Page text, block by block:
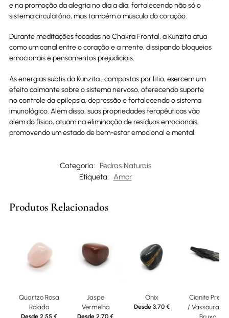
e na promoção da alegria no dia a dia, fortalecendo não só o
sistema circulatório, mas também o músculo do coração.
Durante meditações focadas no Chakra Frontal, a Kunzita atua
como um canal entre o coração e a mente, dissipando bloqueios
emocionais e pensamentos prejudiciais.
As energias subtis da Kunzita , compostas por litio, exercem um
efeito calmante sobre o sistema nervoso, oferecendo suporte
no controle da epilepsia, depressão e fortalecendo o sistema
imunológico. Além disso, suas propriedades terapêuticas vão
além do físico, atuam na eliminação de resíduos emocionais,
promovendo um estado de bem-estar emocional e mental.
Categoria:
Pedras Naturais
Etiqueta: Amor
Produtos Relacionados
Quartzo Rosa
Rolado
Desde2,55€
Jaspe
Vermelho
Desde2,70€
Ónix
Desde 3,70 €
Cianite Preta
/ Vassoura de